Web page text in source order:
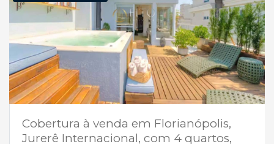
Cobertura à venda em Florianópolis,
Jurerê Internacional, com 4 quartos,